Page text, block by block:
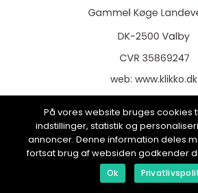
web: www.klikko.dk
Menu
På vores website bruges cookies
indstillinger, statistik og
annoncer. Denne information deles
fortsat brug af websiden godkender
Ok